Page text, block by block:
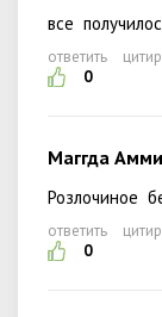
все
ответить
0
Маггда
Розлочиное
ответить
0